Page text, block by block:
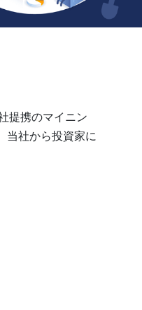
提携のマイニン
当社から投資家に